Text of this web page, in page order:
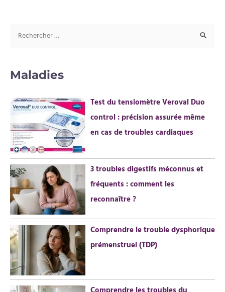
h
r
c
h
e
r
:
Maladies
Test du tensiomètre Veroval Duo
control : précision assurée même
en cas de troubles cardiaques
3 troubles digestifs méconnus et
fréquents : comment les
reconnaître ?
Comprendre le trouble dysphorique
prémenstruel (TDP)